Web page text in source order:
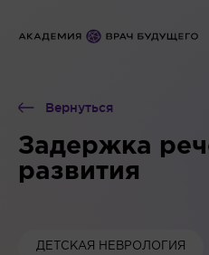
Вернуться
Задержка
развития
ДЕТСКАЯ НЕВРОЛОГИЯ